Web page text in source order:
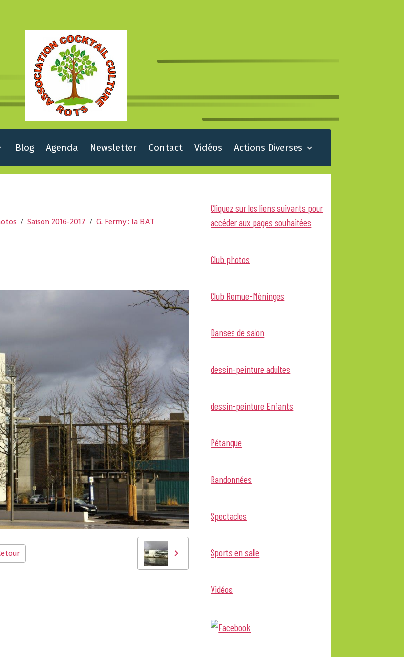
Blog Agenda Newsletter Contact Vidéos Actions Diverses
Saison 2016-2017
G. Fermy : la BAT
Cliquez sur les liens suivants pour
accéder aux pages souhaitées
Club photos
Club Remue-Méninges
Danses de salon
dessin-peinture adultes
dessin-peinture Enfants
Pétanque
Randonnées
Spectacles
Sports en salle
Vidéos